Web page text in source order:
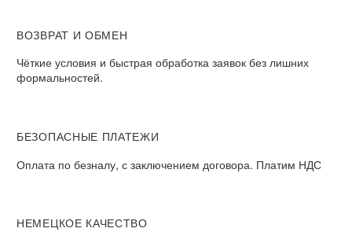
ВОЗВРАТ И ОБМЕН
Чёткие условия и быстрая обработка заявок без лишних
формальностей.
БЕЗОПАСНЫЕ ПЛАТЕЖИ
Оплата по безналу, с заключением договора. Платим НДС
НЕМЕЦКОЕ КАЧЕСТВО